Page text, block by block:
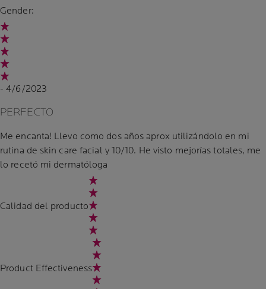
Gender:
- 4/6/2023
PERFECTO
Me encanta! Llevo como dos años aprox utilizándolo en mi
rutina de skin care facial y 10/10. He visto mejorías totales, me
lo recetó mi dermatóloga
Calidad del producto
Product Effectiveness